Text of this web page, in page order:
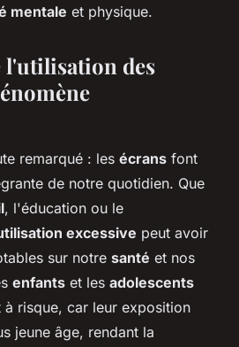
mentale et physique.
l'utilisation des
remarqué : les écrans font
de notre quotidien. Que
, l'éducation ou le
excessive peut avoir
sur notre santé et nos
enfants et les adolescents
à risque, car leur exposition
jeune âge, rendant la